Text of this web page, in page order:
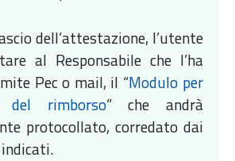
dell’attestazione, l’utente
al Responsabile che l’ha
Pec o mail, il “Modulo per
rimborso” che andrà
protocollato, corredato dai